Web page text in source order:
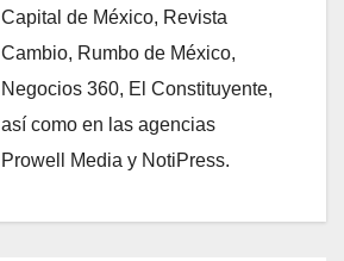
Capital de México, Revista
Cambio, Rumbo de México,
Negocios 360, El Constituyente,
así como en las agencias
Prowell Media y NotiPress.